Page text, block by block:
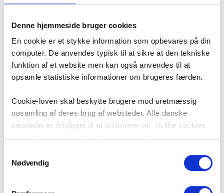
Denne hjemmeside bruger cookies
En cookie er et stykke information som opbevares på din
computer. De anvendes typisk til at sikre at den tekniske
funktion af et website men kan også anvendes til at
opsamle statistiske informationer om brugeres færden.
Cookie-loven skal beskytte brugere mod uretmæssig
opsamling af deres brug af websteder. Alle danske
netsteder er forpligtet til at informere om, hvilke cookies
til information og samtykke ved lagring af og adgang til
oplysninger i slutbrugeres terminaludstyr”, som er en del
af et EU-direktiv om beskyttelse af privatlivets fred i
Nødvendig
08 nov 2021
Alle artikler
Nyheder Brevkasse Arnela Osmanovich